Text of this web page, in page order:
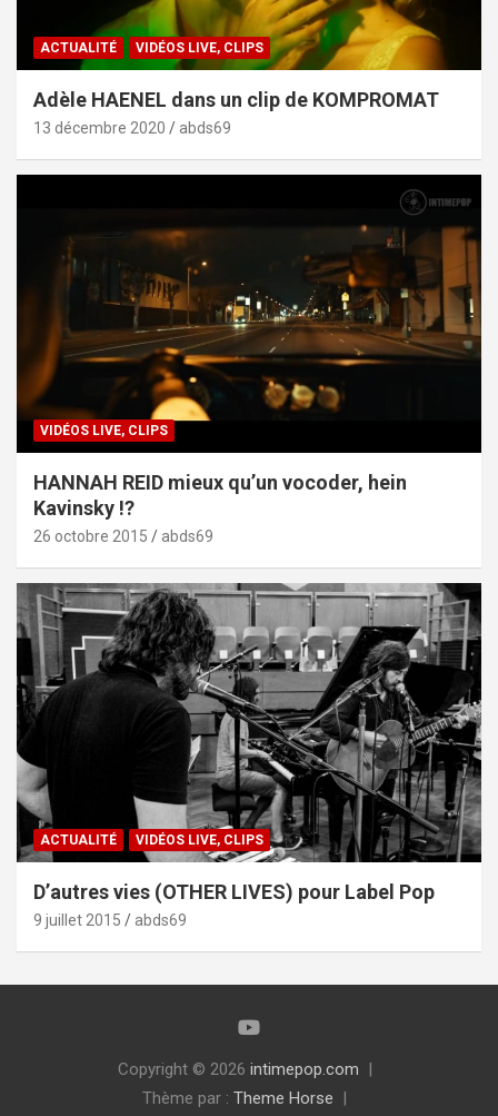
ACTUALITÉ VIDÉOS LIVE, CLIPS
Adèle HAENEL dans un clip de KOMPROMAT
13 décembre 2020 abds69
VIDÉOS LIVE, CLIPS
HANNAH REID mieux qu’un vocoder, hein
Kavinsky !?
26 octobre 2015 abds69
ACTUALITÉ VIDÉOS LIVE, CLIPS
D’autres vies (OTHER LIVES) pour Label Pop
9 juillet 2015 abds69
Copyright © 2026 intimepop.com
Thème par : Theme Horse